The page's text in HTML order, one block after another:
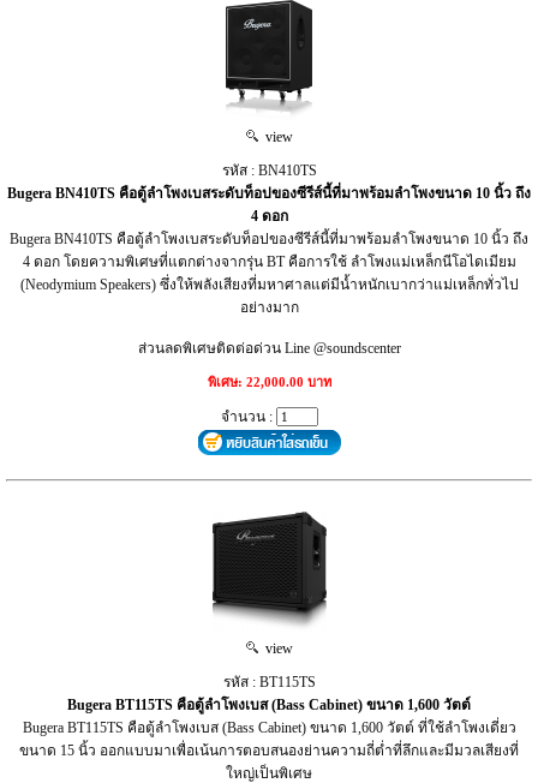
view
รหัส : BN410TS
Bugera BN410TS คือตู้ลำโพงเบสระดับท็อปของซีรีส์นี้ที่มาพร้อมลำโพงขนาด 10 นิ้ว ถึง
4 ดอก
Bugera BN410TS คือตู้ลำโพงเบสระดับท็อปของซีรีส์นี้ที่มาพร้อมลำโพงขนาด 10 นิ้ว ถึง
4 ดอก โดยความพิเศษที่แตกต่างจากรุ่น BT คือการใช้ ลำโพงแม่เหล็กนีโอไดเมียม
(Neodymium Speakers) ซึ่งให้พลังเสียงที่มหาศาลแต่มีน้ำหนักเบากว่าแม่เหล็กทั่วไป
อย่างมาก
ส่วนลดพิเศษติดต่อด่วน Line @soundscenter
พิเศษ: 22,000.00 บาท
จำนวน :
view
รหัส : BT115TS
Bugera BT115TS คือตู้ลำโพงเบส (Bass Cabinet) ขนาด 1,600 วัตต์
Bugera BT115TS คือตู้ลำโพงเบส (Bass Cabinet) ขนาด 1,600 วัตต์ ที่ใช้ลำโพงเดี่ยว
ขนาด 15 นิ้ว ออกแบบมาเพื่อเน้นการตอบสนองย่านความถี่ต่ำที่ลึกและมีมวลเสียงที่
ใหญ่เป็นพิเศษ